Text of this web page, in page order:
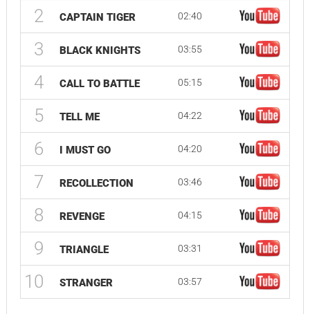
2 CAPTAIN TIGER 02:40
3 BLACK KNIGHTS 03:55
4 CALL TO BATTLE 05:15
5 TELL ME 04:22
6 I MUST GO 04:20
7 RECOLLECTION 03:46
8 REVENGE 04:15
9 TRIANGLE 03:31
10 STRANGER 03:57